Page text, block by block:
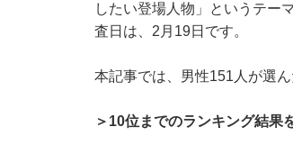
したい登場人物」というテー
査日は、2月19日です。
本記事では、男性151人が選
＞10位までのランキング結果